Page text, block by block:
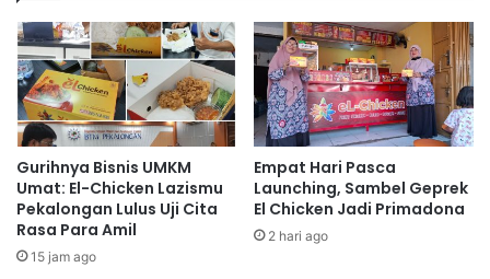
Gurihnya Bisnis UMKM
Umat: El-Chicken Lazismu
Pekalongan Lulus Uji Cita
Rasa Para Amil
15 jam ago
Empat Hari Pasca
Launching, Sambel Geprek
El Chicken Jadi Primadona
2 hari ago